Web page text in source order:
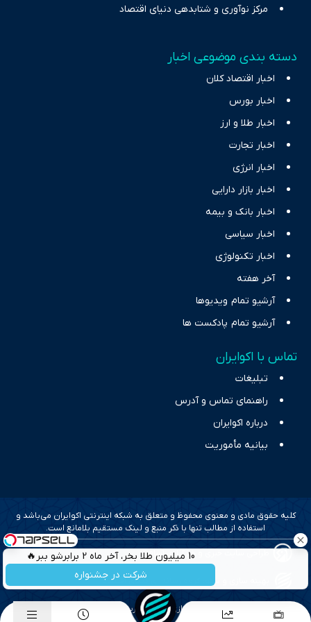
10 میلیون طلا بخر، آخر ماه 2 برابرشو ببر🔥
شرکت در جشنواره
مرکز نوآوری و شتابدهی دنیای اقتصاد
دسته بندی موضوعی اخبار
اخبار اقتصاد کلان
اخبار بورس
اخبار طلا و ارز
اخبار تجارت
اخبار انرژی
اخبار بازار دارایی
اخبار بانک و بیمه
اخبار سیاسی
اخبار تکنولوژی
آخر هفته
آرشیو تمام ویدیوها
آرشیو تمام پادکست ها
تماس با اکوایران
تبلیغات
راهنمای تماس و آدرس
درباره اکوایران
بیانیه مأموریت
کلیه حقوق مادی و معنوی محفوظ و متعلق به شبکه اینترنتی اکوایران می‌باشد و
استفاده از مطالب تنها با ذکر منبع و لینک مستقیم بلامانع است.
طراحی سایت خبری و خبرگزاری آسام
بهینه سازی و سئو؛ گروه رسانه ای دنیای اقتصاد
طراحی گرافیک و پیاده سازی؛ برآیند تجربه